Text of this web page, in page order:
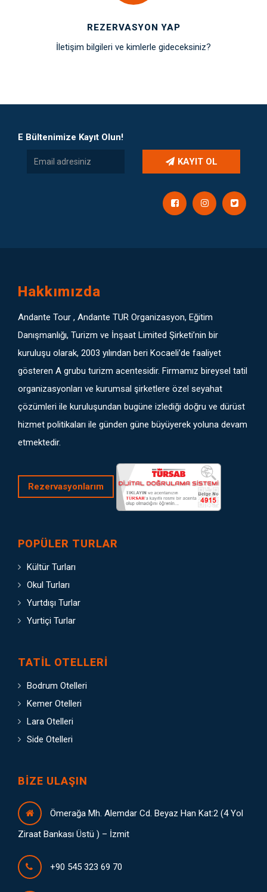
REZERVASYON YAP
İletişim bilgileri ve kimlerle gideceksiniz?
E Bültenimize Kayıt Olun!
KAYIT OL
Hakkımızda
Andante Tour , Andante TUR Organizasyon, Eğitim
Danışmanlığı, Turizm ve İnşaat Limited Şirketi’nin bir
kuruluşu olarak, 2003 yılından beri Kocaeli’de faaliyet
gösteren A grubu turizm acentesidir. Firmamız bireysel tatil
organizasyonları ve kurumsal şirketlere özel seyahat
çözümleri ile kuruluşundan bugüne izlediği doğru ve dürüst
hizmet politikaları ile günden güne büyüyerek yoluna devam
etmektedir.
Rezervasyonlarım
POPÜLER TURLAR
Kültür Turları
Okul Turları
Yurtdışı Turlar
Yurtiçi Turlar
TATIL OTELLERI
Bodrum Otelleri
Kemer Otelleri
Lara Otelleri
Side Otelleri
BIZE ULAŞIN
Ömerağa Mh. Alemdar Cd. Beyaz Han Kat:2 (4 Yol
Ziraat Bankası Üstü ) – İzmit
+90 545 323 69 70